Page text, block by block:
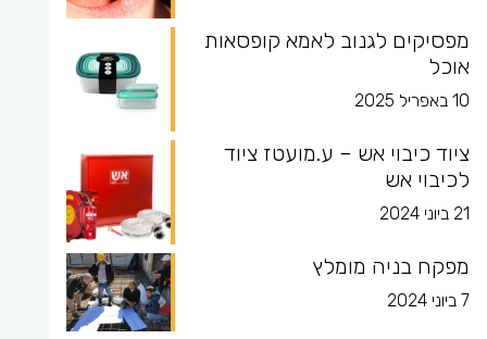
מפסיקים לגנוב לאמא קופסאות
אוכל
10 באפריל 2025
ציוד כיבוי אש – ע.מועטז ציוד
לכיבוי אש
21 ביוני 2024
מפקח בניה מומלץ
7 ביוני 2024